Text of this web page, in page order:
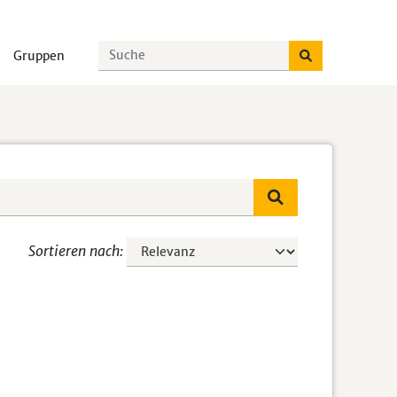
Gruppen
Sortieren nach